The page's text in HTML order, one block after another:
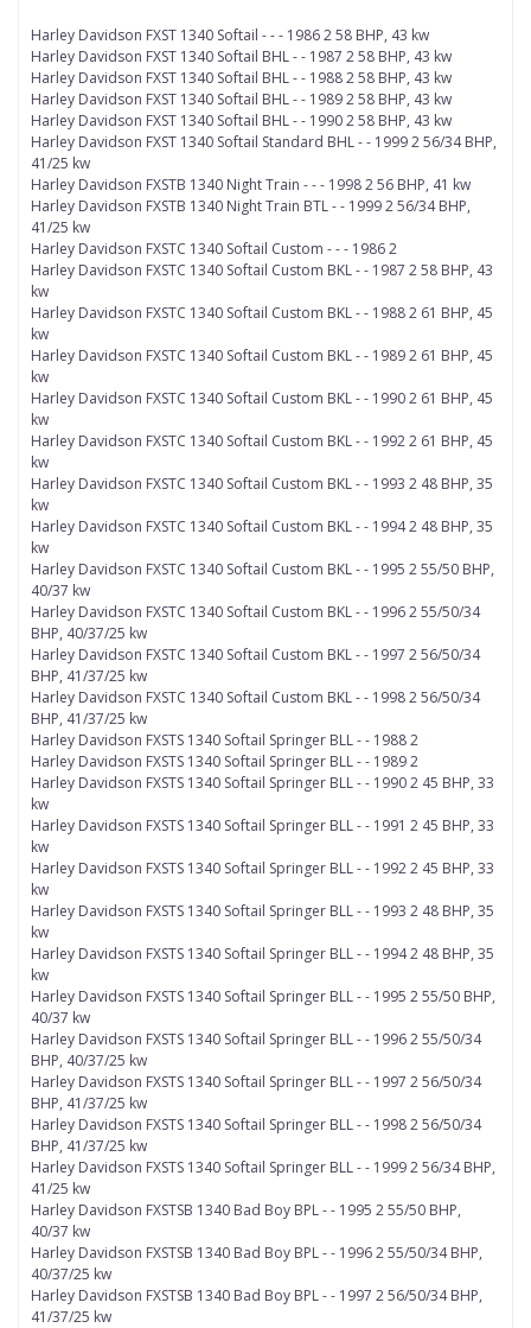
Harley Davidson FXST 1340 Softail - - - 1986 2 58 BHP, 43 kw
Harley Davidson FXST 1340 Softail BHL - - 1987 2 58 BHP, 43 kw
Harley Davidson FXST 1340 Softail BHL - - 1988 2 58 BHP, 43 kw
Harley Davidson FXST 1340 Softail BHL - - 1989 2 58 BHP, 43 kw
Harley Davidson FXST 1340 Softail BHL - - 1990 2 58 BHP, 43 kw
Harley Davidson FXST 1340 Softail Standard BHL - - 1999 2 56/34 BHP,
41/25 kw
Harley Davidson FXSTB 1340 Night Train - - - 1998 2 56 BHP, 41 kw
Harley Davidson FXSTB 1340 Night Train BTL - - 1999 2 56/34 BHP,
41/25 kw
Harley Davidson FXSTC 1340 Softail Custom - - - 1986 2
Harley Davidson FXSTC 1340 Softail Custom BKL - - 1987 2 58 BHP, 43
kw
Harley Davidson FXSTC 1340 Softail Custom BKL - - 1988 2 61 BHP, 45
kw
Harley Davidson FXSTC 1340 Softail Custom BKL - - 1989 2 61 BHP, 45
kw
Harley Davidson FXSTC 1340 Softail Custom BKL - - 1990 2 61 BHP, 45
kw
Harley Davidson FXSTC 1340 Softail Custom BKL - - 1992 2 61 BHP, 45
kw
Harley Davidson FXSTC 1340 Softail Custom BKL - - 1993 2 48 BHP, 35
kw
Harley Davidson FXSTC 1340 Softail Custom BKL - - 1994 2 48 BHP, 35
kw
Harley Davidson FXSTC 1340 Softail Custom BKL - - 1995 2 55/50 BHP,
40/37 kw
Harley Davidson FXSTC 1340 Softail Custom BKL - - 1996 2 55/50/34
BHP, 40/37/25 kw
Harley Davidson FXSTC 1340 Softail Custom BKL - - 1997 2 56/50/34
BHP, 41/37/25 kw
Harley Davidson FXSTC 1340 Softail Custom BKL - - 1998 2 56/50/34
BHP, 41/37/25 kw
Harley Davidson FXSTS 1340 Softail Springer BLL - - 1988 2
Harley Davidson FXSTS 1340 Softail Springer BLL - - 1989 2
Harley Davidson FXSTS 1340 Softail Springer BLL - - 1990 2 45 BHP, 33
kw
Harley Davidson FXSTS 1340 Softail Springer BLL - - 1991 2 45 BHP, 33
kw
Harley Davidson FXSTS 1340 Softail Springer BLL - - 1992 2 45 BHP, 33
kw
Harley Davidson FXSTS 1340 Softail Springer BLL - - 1993 2 48 BHP, 35
kw
Harley Davidson FXSTS 1340 Softail Springer BLL - - 1994 2 48 BHP, 35
kw
Harley Davidson FXSTS 1340 Softail Springer BLL - - 1995 2 55/50 BHP,
40/37 kw
Harley Davidson FXSTS 1340 Softail Springer BLL - - 1996 2 55/50/34
BHP, 40/37/25 kw
Harley Davidson FXSTS 1340 Softail Springer BLL - - 1997 2 56/50/34
BHP, 41/37/25 kw
Harley Davidson FXSTS 1340 Softail Springer BLL - - 1998 2 56/50/34
BHP, 41/37/25 kw
Harley Davidson FXSTS 1340 Softail Springer BLL - - 1999 2 56/34 BHP,
41/25 kw
Harley Davidson FXSTSB 1340 Bad Boy BPL - - 1995 2 55/50 BHP,
40/37 kw
Harley Davidson FXSTSB 1340 Bad Boy BPL - - 1996 2 55/50/34 BHP,
40/37/25 kw
Harley Davidson FXSTSB 1340 Bad Boy BPL - - 1997 2 56/50/34 BHP,
41/37/25 kw